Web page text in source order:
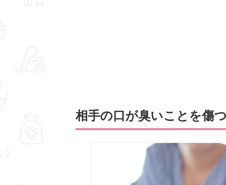
相手の口が臭いことを傷